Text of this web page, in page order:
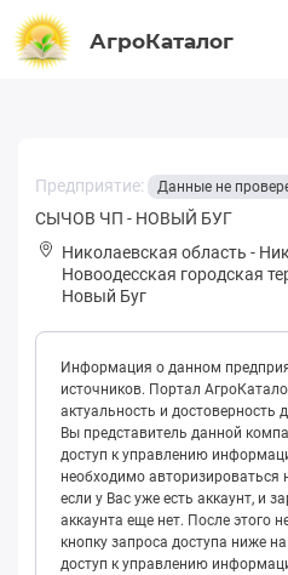
АгроКаталог
Предприятие: Данные не
СЫЧОВ ЧП - НОВЫЙ БУГ
Николаевская область -
Нoвooдeсская городская
Новый Буг
Информация о данном
источников. Портал
актуальность и
Вы представитель данной
доступ к управлению
необходимо авторизироваться
если у Вас уже есть аккаунт, и
аккаунта еще нет. После этого
кнопку запроса доступа ниже
доступ к управлению